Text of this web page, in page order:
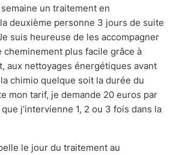
semaine un traitement en
deuxième personne 3 jours de suite
suis heureuse de les accompagner
cheminement plus facile grâce à
aux nettoyages énergétiques avant
chimio quelque soit la durée du
mon tarif, je demande 20 euros par
j’intervienne 1, 2 ou 3 fois dans la
le jour du traitement au